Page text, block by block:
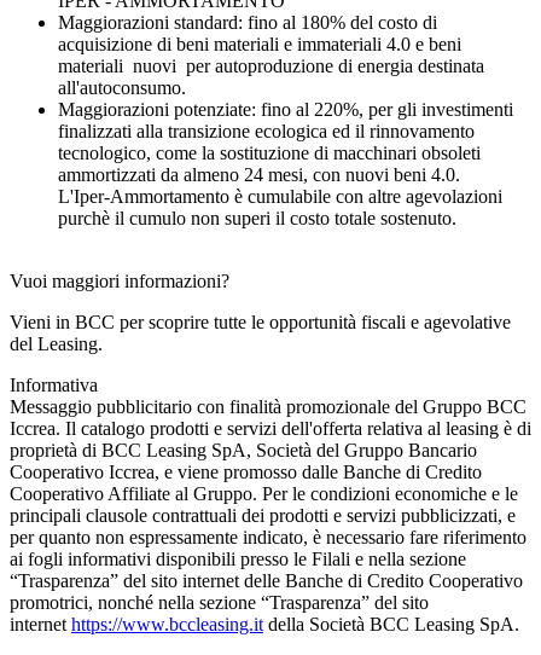
Maggiorazioni standard: fino al 180% del costo di
acquisizione di beni materiali e immateriali 4.0 e beni
materiali nuovi per autoproduzione di energia destinata
all'autoconsumo.
Maggiorazioni potenziate: fino al 220%, per gli investimenti
finalizzati alla transizione ecologica ed il rinnovamento
tecnologico, come la sostituzione di macchinari obsoleti
ammortizzati da almeno 24 mesi, con nuovi beni 4.0.
L'Iper-Ammortamento è cumulabile con altre agevolazioni
purchè il cumulo non superi il costo totale sostenuto.
Vuoi maggiori informazioni?
Vieni in BCC per scoprire tutte le opportunità fiscali e agevolative
del Leasing.
Informativa
Messaggio pubblicitario con finalità promozionale del Gruppo BCC
Iccrea. Il catalogo prodotti e servizi dell'offerta relativa al leasing è di
proprietà di BCC Leasing SpA, Società del Gruppo Bancario
Cooperativo Iccrea, e viene promosso dalle Banche di Credito
Cooperativo Affiliate al Gruppo. Per le condizioni economiche e le
principali clausole contrattuali dei prodotti e servizi pubblicizzati, e
per quanto non espressamente indicato, è necessario fare riferimento
ai fogli informativi disponibili presso le Filali e nella sezione
“Trasparenza” del sito internet delle Banche di Credito Cooperativo
promotrici, nonché nella sezione “Trasparenza” del sito
internet https://www.bccleasing.it della Società BCC Leasing SpA.